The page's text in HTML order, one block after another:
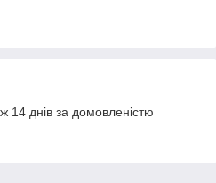
14 днів за домовленістю